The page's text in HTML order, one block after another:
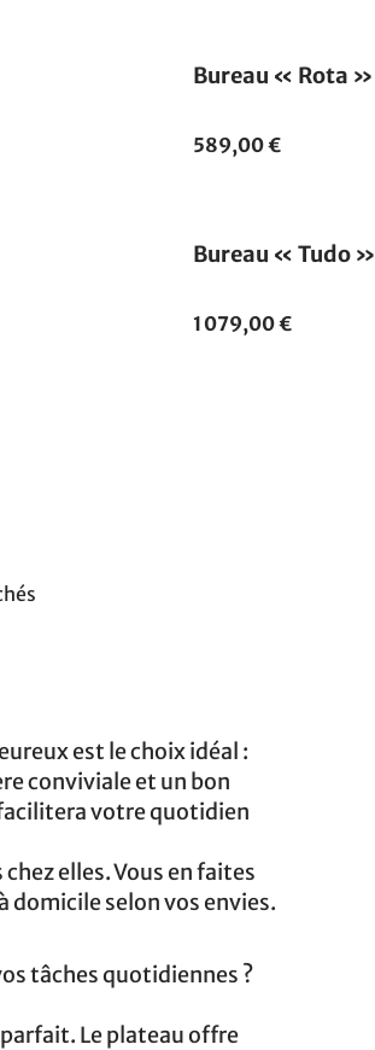
Bureau « Rota »
589,00 €
Bureau « Tudo »
1 079,00 €
est le choix idéal :
conviviale et un bon
votre quotidien
elles. Vous en faites
domicile selon vos envies.
tâches quotidiennes ?
Le plateau offre